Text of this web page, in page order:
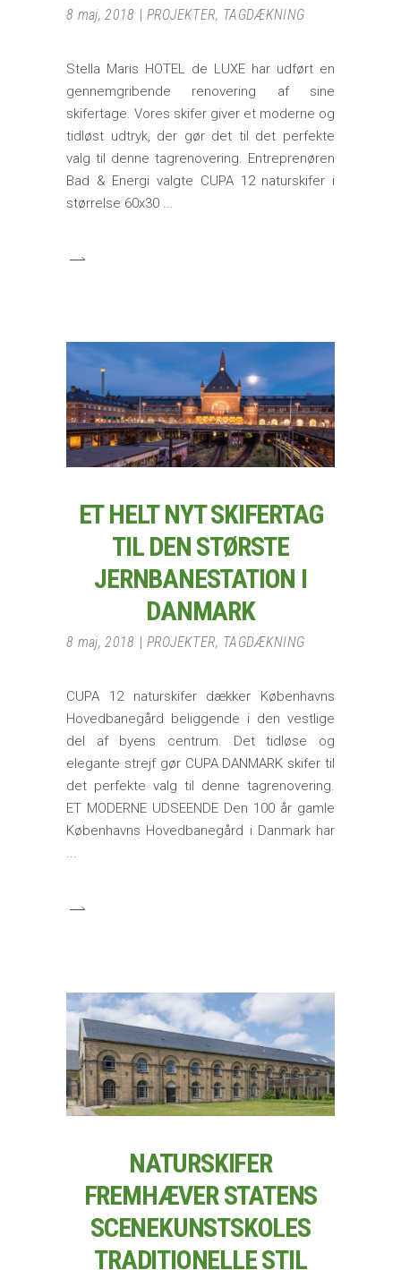
8 maj, 2018 PROJEKTER, TAGDÆKNING
Stella Maris HOTEL de LUXE har udført en
gennemgribende renovering af sine
skifertage. Vores skifer giver et moderne og
tidløst udtryk, der gør det til det perfekte
valg til denne tagrenovering. Entreprenøren
Bad & Energi valgte CUPA 12 naturskifer i
størrelse 60x30
ET HELT NYT SKIFERTAG
TIL DEN STØRSTE
JERNBANESTATION I
DANMARK
8 maj, 2018 PROJEKTER, TAGDÆKNING
CUPA 12 naturskifer dækker Københavns
Hovedbanegård beliggende i den vestlige
del af byens centrum. Det tidløse og
elegante strejf gør CUPA DANMARK skifer til
det perfekte valg til denne tagrenovering.
ET MODERNE UDSEENDE Den 100 år gamle
Københavns Hovedbanegård i Danmark har
NATURSKIFER
FREMHÆVER STATENS
SCENEKUNSTSKOLES
TRADITIONELLE STIL